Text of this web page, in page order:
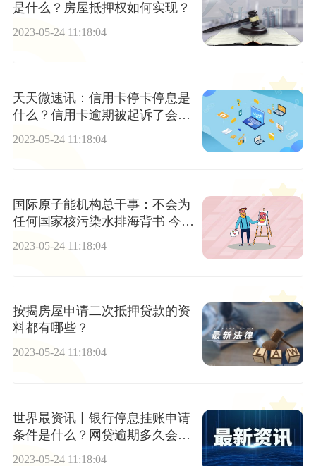
是什么？房屋抵押权如何实现？
2023-05-24 11:18:04
天天微速讯：信用卡停卡停息是
什么？信用卡逾期被起诉了会冻
2023-05-24 11:18:04
国际原子能机构总干事：不会为
任何国家核污染水排海背书 今日
播报
2023-05-24 11:18:04
按揭房屋申请二次抵押贷款的资
料都有哪些？
2023-05-24 11:18:04
世界最资讯丨银行停息挂账申请
条件是什么？网贷逾期多久会上
2023-05-24 11:18:04